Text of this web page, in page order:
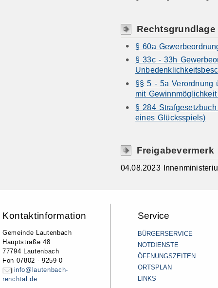
Rechtsgrundlage
§ 60a
§ 33c - 33h
§§ 5 - 5a Verordnung
mit
§ 284
eines Glücksspiels)
Freigabevermerk
04.08.2023
Kontaktinformation
Gemeinde Lautenbach
Hauptstraße 48
77794 Lautenbach
Fon 07802 - 9259-0
info@lautenbach-
renchtal.de
Service
BÜRGERSERVICE
NOTDIENSTE
ÖFFNUNGSZEITEN
ORTSPLAN
LINKS